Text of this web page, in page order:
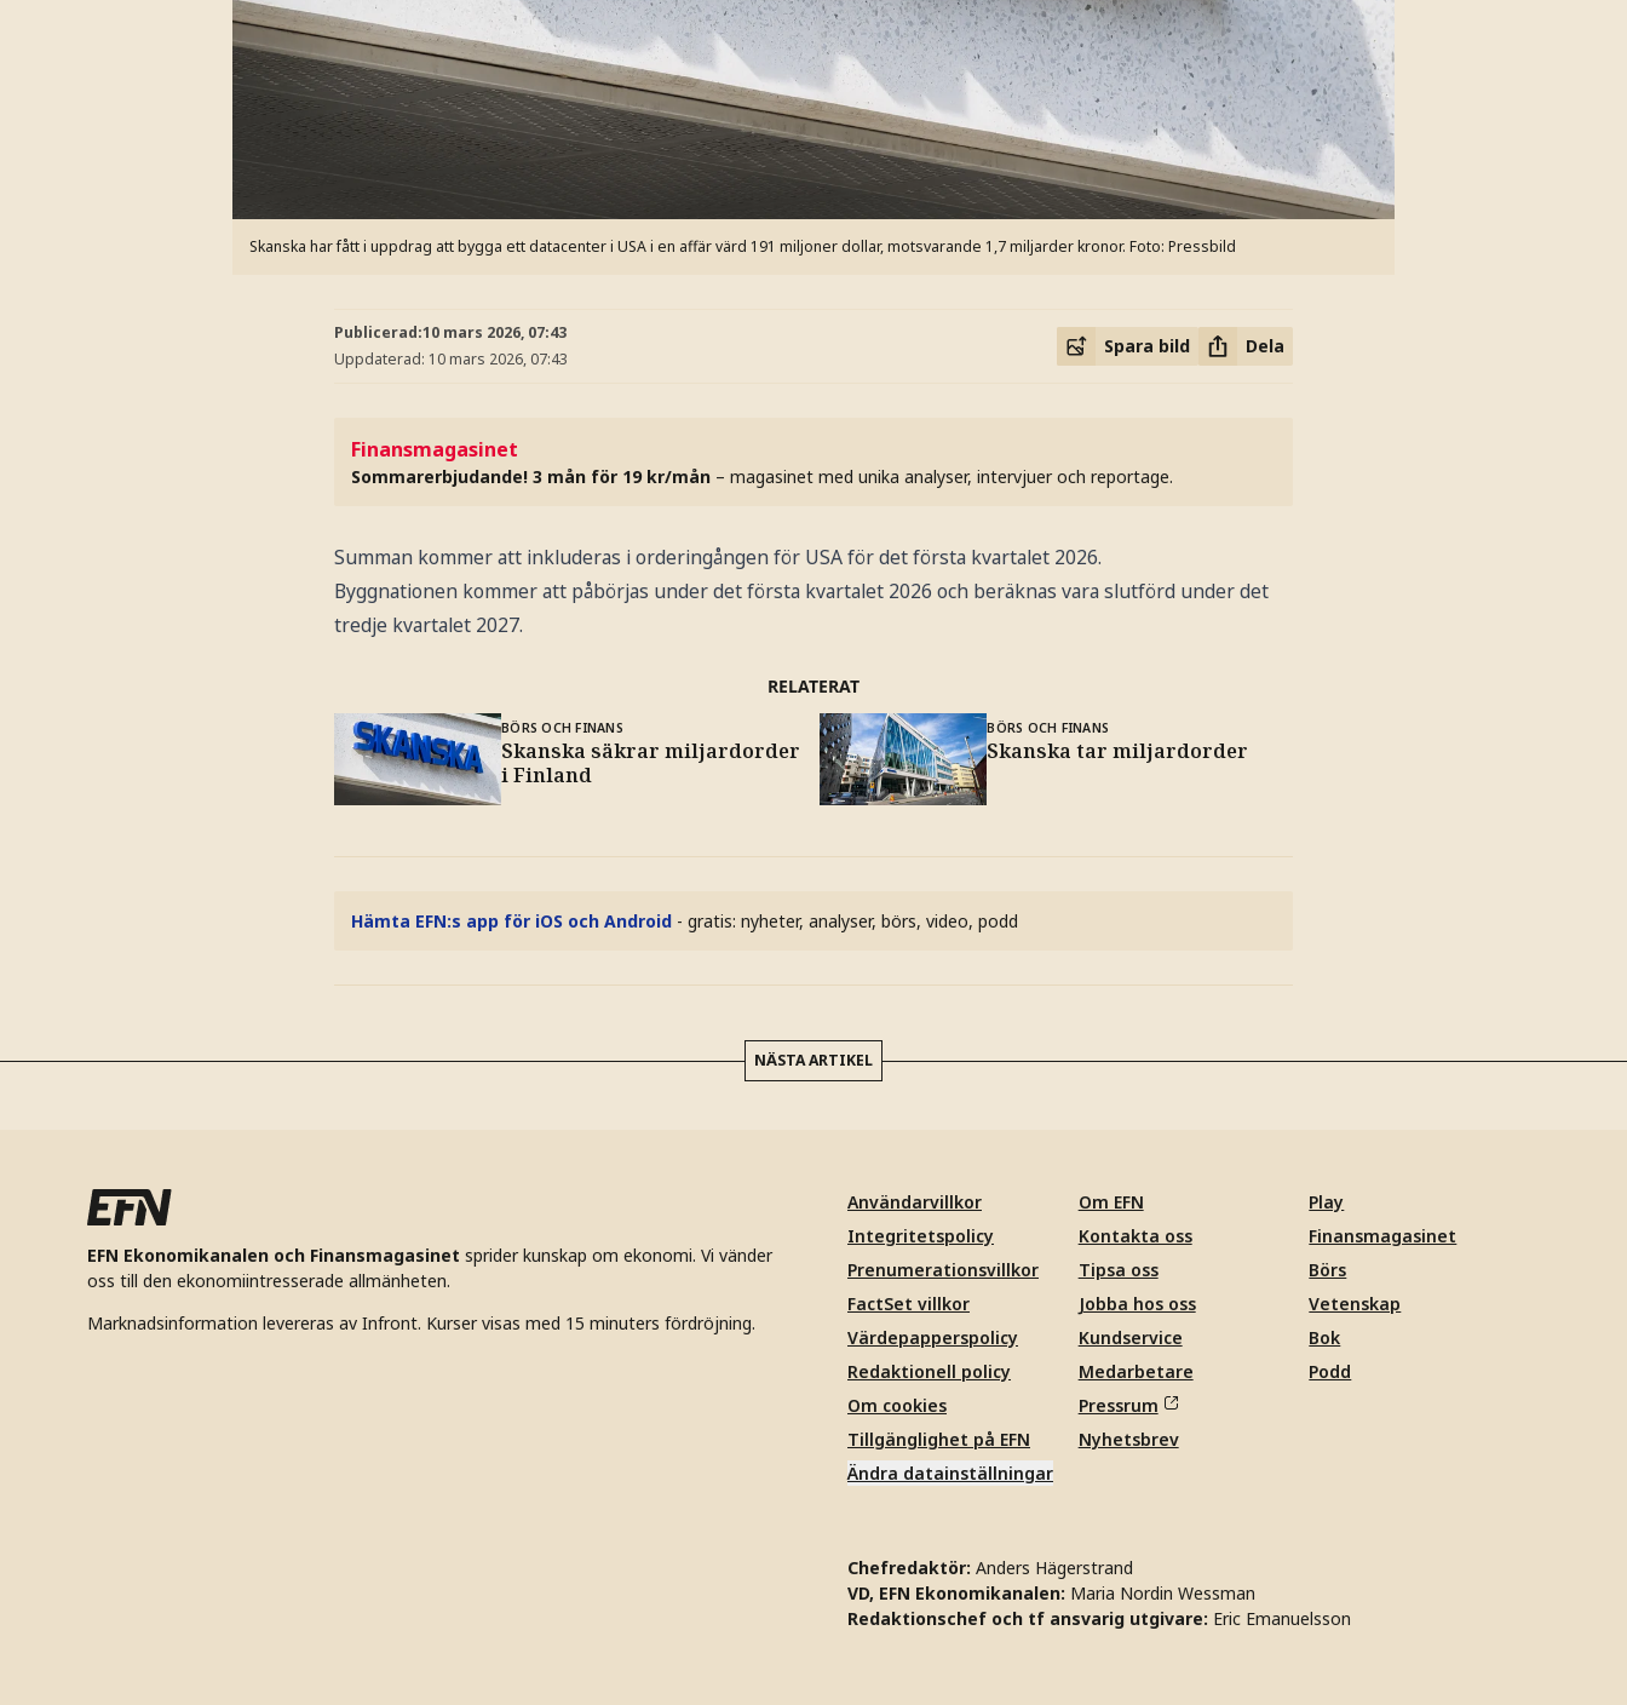
Skanska har fått i uppdrag att bygga ett datacenter i USA i en affär värd 191 miljoner dollar, motsvarande 1,7 miljarder kronor. Foto: Pressbild
Publicerad:10 mars 2026, 07:43
Uppdaterad: 10 mars 2026, 07:43
Spara bild Dela
Finansmagasinet
Sommarerbjudande! 3 mån för 19 kr/mån – magasinet med unika analyser, intervjuer och reportage.
Summan kommer att inkluderas i orderingången för USA för det första kvartalet 2026.
Byggnationen kommer att påbörjas under det första kvartalet 2026 och beräknas vara slutförd under det
tredje kvartalet 2027.
RELATERAT
BÖRS OCH FINANS
Skanska säkrar miljardorder
i Finland
BÖRS OCH FINANS
Skanska tar miljardorder
Hämta EFN:s app för iOS och Android - gratis: nyheter, analyser, börs, video, podd
NÄSTA ARTIKEL
EFN Ekonomikanalen och Finansmagasinet sprider kunskap om ekonomi. Vi vänder
oss till den ekonomiintresserade allmänheten.
Marknadsinformation levereras av Infront. Kurser visas med 15 minuters fördröjning.
Användarvillkor
Integritetspolicy
Prenumerationsvillkor
FactSet villkor
Värdepapperspolicy
Redaktionell policy
Om cookies
Tillgänglighet på EFN
Ändra datainställningar
Om EFN
Kontakta oss
Tipsa oss
Jobba hos oss
Kundservice
Medarbetare
Pressrum
Nyhetsbrev
Play
Finansmagasinet
Börs
Vetenskap
Bok
Podd
Chefredaktör: Anders Hägerstrand
VD, EFN Ekonomikanalen: Maria Nordin Wessman
Redaktionschef och tf ansvarig utgivare: Eric Emanuelsson